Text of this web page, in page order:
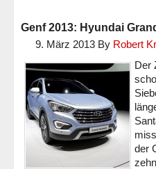
Genf 2013: Hyundai
9. März 2013 By Robert
Der
der